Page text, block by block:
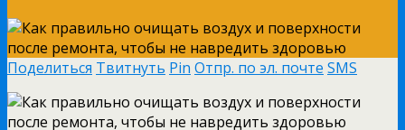
Поделиться Твитнуть Pin Отпр. по эл. почте SMS